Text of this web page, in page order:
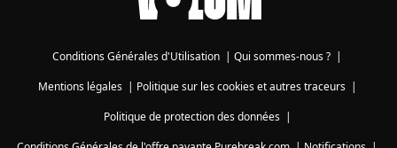
Conditions Générales d'Utilisation | Qui sommes-nous ? |
Mentions légales| Politique sur les cookies et autres traceurs|
Politique de protection des données|